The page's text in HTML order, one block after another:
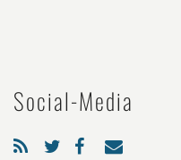
Social-Media